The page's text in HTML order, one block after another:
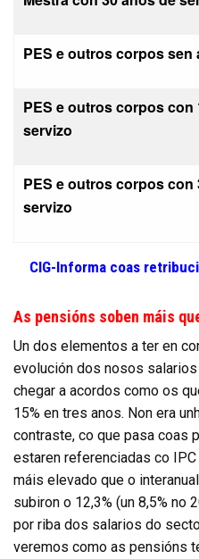
PES e outros corpos sen
PES e outros corpos con
servizo
PES e outros corpos con
servizo
CIG-Informa coas
As pensións soben máis
Un dos elementos a ter en
evolución dos nosos
chegar a acordos como os
15% en tres anos. Non era
contraste, co que pasa coas
estaren referenciadas co
máis elevado que o
subiron o 12,3% (un 8,5% no
por riba dos salarios do
veremos como as pensións